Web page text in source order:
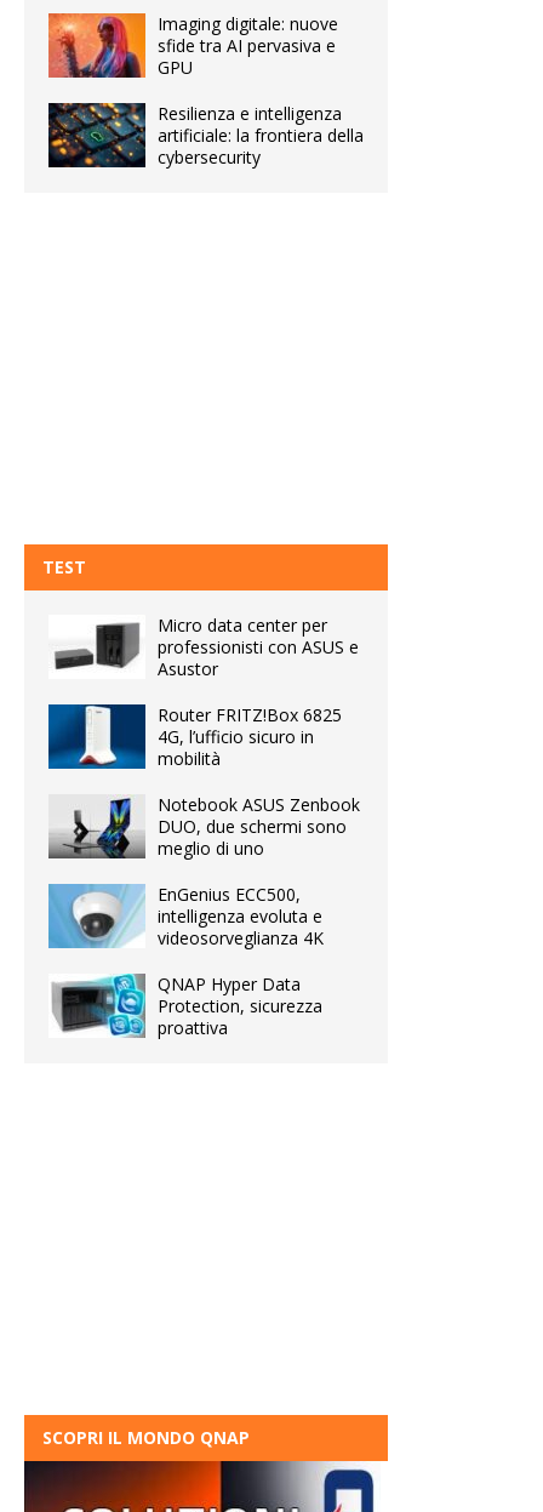
Imaging digitale: nuove
sfide tra AI pervasiva e
GPU
Resilienza e intelligenza
artificiale: la frontiera della
cybersecurity
TEST
Micro data center per
professionisti con ASUS e
Asustor
Router FRITZ!Box 6825
4G, l’ufficio sicuro in
mobilità
Notebook ASUS Zenbook
DUO, due schermi sono
meglio di uno
EnGenius ECC500,
intelligenza evoluta e
videosorveglianza 4K
QNAP Hyper Data
Protection, sicurezza
proattiva
SCOPRI IL MONDO QNAP